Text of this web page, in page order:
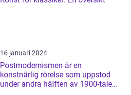
16 januari 2024
Postmodernismen är en
konstnärlig rörelse som uppstod
under andra hälften av 1900-talet